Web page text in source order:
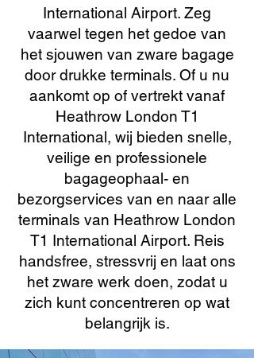
International Airport. Zeg
vaarwel tegen het gedoe van
het sjouwen van zware bagage
door drukke terminals. Of u nu
aankomt op of vertrekt vanaf
Heathrow London T1
International, wij bieden snelle,
veilige en professionele
bagageophaal- en
bezorgservices van en naar alle
terminals van Heathrow London
T1 International Airport. Reis
handsfree, stressvrij en laat ons
het zware werk doen, zodat u
zich kunt concentreren op wat
belangrijk is.